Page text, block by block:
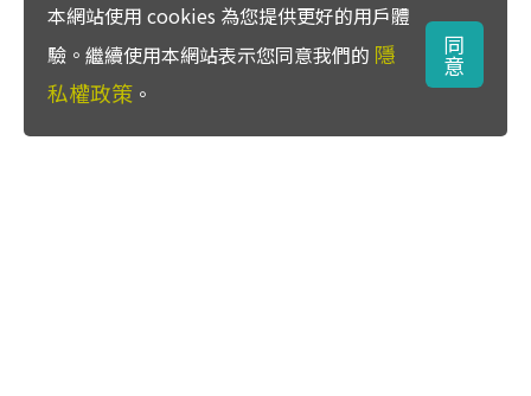
本網站使用 cookies 為您提供更好的用戶體
驗。繼續使用本網站表示您同意我們的 隱
私權政策 。
同
意